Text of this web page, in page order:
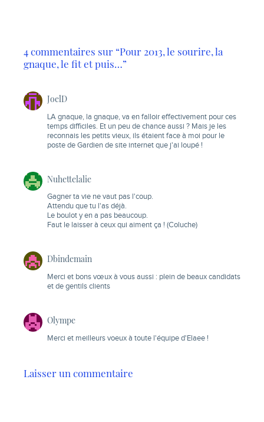
4 commentaires sur “Pour 2013, le sourire, la
gnaque, le fit et puis…”
JoelD
LA gnaque, la gnaque, va en falloir effectivement pour ces
temps difficiles. Et un peu de chance aussi ? Mais je les
reconnais les petits vieux, ils étaient face à moi pour le
poste de Gardien de site internet que j'ai loupé !
Nuhettelalie
Gagner ta vie ne vaut pas l'coup.
Attendu que tu l'as déjà.
Le boulot y en a pas beaucoup.
Faut le laisser à ceux qui aiment ça ! (Coluche)
Dbindemain
Merci et bons vœux à vous aussi : plein de beaux candidats
et de gentils clients
Olympe
Merci et meilleurs voeux à toute l'équipe d'Elaee !
Laisser un commentaire